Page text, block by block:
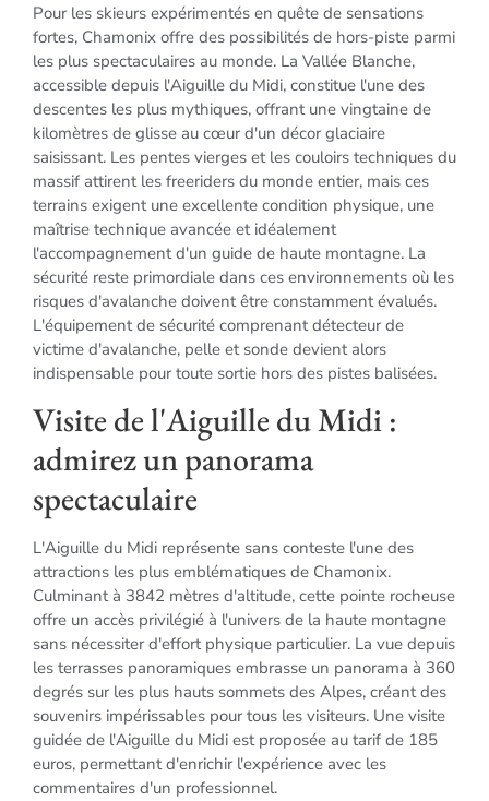
Pour les skieurs expérimentés en quête de sensations
fortes, Chamonix offre des possibilités de hors-piste parmi
les plus spectaculaires au monde. La Vallée Blanche,
accessible depuis l'Aiguille du Midi, constitue l'une des
descentes les plus mythiques, offrant une vingtaine de
kilomètres de glisse au cœur d'un décor glaciaire
saisissant. Les pentes vierges et les couloirs techniques du
massif attirent les freeriders du monde entier, mais ces
terrains exigent une excellente condition physique, une
maîtrise technique avancée et idéalement
l'accompagnement d'un guide de haute montagne. La
sécurité reste primordiale dans ces environnements où les
risques d'avalanche doivent être constamment évalués.
L'équipement de sécurité comprenant détecteur de
victime d'avalanche, pelle et sonde devient alors
indispensable pour toute sortie hors des pistes balisées.
Visite de l'Aiguille du Midi :
admirez un panorama
spectaculaire
L'Aiguille du Midi représente sans conteste l'une des
attractions les plus emblématiques de Chamonix.
Culminant à 3842 mètres d'altitude, cette pointe rocheuse
offre un accès privilégié à l'univers de la haute montagne
sans nécessiter d'effort physique particulier. La vue depuis
les terrasses panoramiques embrasse un panorama à 360
degrés sur les plus hauts sommets des Alpes, créant des
souvenirs impérissables pour tous les visiteurs. Une visite
guidée de l'Aiguille du Midi est proposée au tarif de 185
euros, permettant d'enrichir l'expérience avec les
commentaires d'un professionnel.